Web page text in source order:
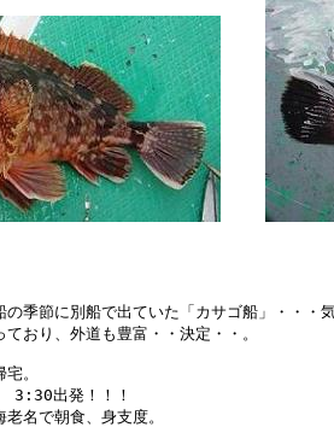
季節に別船で出ていた「カサゴ船」・・・
おり、外道も豊富・・決定・・。
。
3:30出発！！！
名で朝食、身支度。